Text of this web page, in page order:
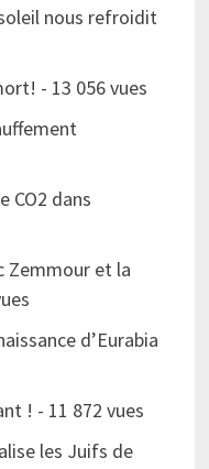
nous refroidit
- 13 056 vues
CO2 dans
Zemmour et la
d’Eurabia
! - 11 872 vues
les Juifs de